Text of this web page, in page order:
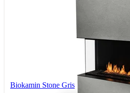
Biokamin Stone Gris